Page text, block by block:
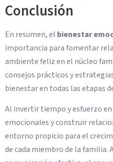
Conclusión
En resumen, el bienestar
importancia para fomentar
ambiente feliz en el núcleo
consejos prácticos y
bienestar en todas las etapas
Al invertir tiempo y esfuerzo
emocionales y construir
entorno propicio para el
de cada miembro de la familia.